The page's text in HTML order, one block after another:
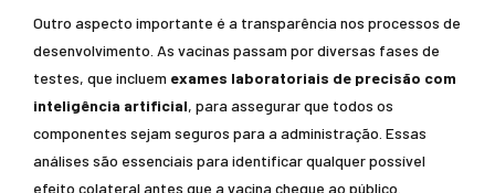
Outro aspecto importante é a transparência nos processos de
desenvolvimento. As vacinas passam por diversas fases de
testes, que incluem exames laboratoriais de precisão com
inteligência artificial, para assegurar que todos os
componentes sejam seguros para a administração. Essas
análises são essenciais para identificar qualquer possível
efeito colateral antes que a vacina chegue ao público.